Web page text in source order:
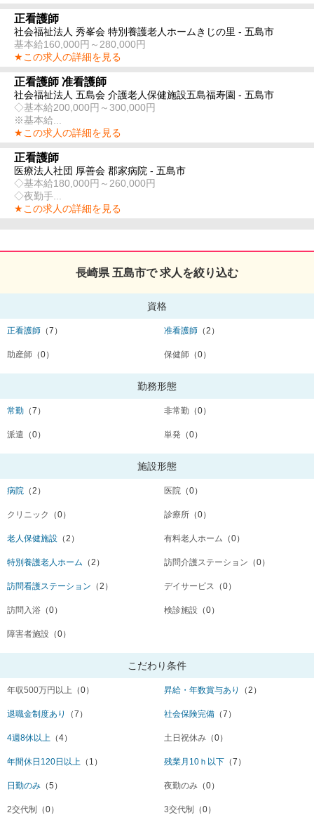
正看護師
社会福祉法人 秀峯会 特別養護老人ホームきじの里 - 五島市
基本給160,000円～280,000円
★この求人の詳細を見る
正看護師 准看護師
社会福祉法人 五島会 介護老人保健施設五島福寿園 - 五島市
◇基本給200,000円～300,000円
※基本給...
★この求人の詳細を見る
正看護師
医療法人社団 厚善会 郡家病院 - 五島市
◇基本給180,000円～260,000円
◇夜勤手...
★この求人の詳細を見る
長崎県 五島市で 求人を絞り込む
資格
正看護師 （7） 准看護師 （2）
助産師 （0） 保健師 （0）
勤務形態
常勤 （7） 非常勤 （0）
派遣 （0） 単発 （0）
施設形態
病院 （2） 医院 （0）
クリニック （0） 診療所 （0）
老人保健施設 （2） 有料老人ホーム （0）
特別養護老人ホーム （2） 訪問介護ステーション （0）
訪問看護ステーション （2） デイサービス （0）
訪問入浴 （0） 検診施設 （0）
障害者施設 （0）
こだわり条件
年収500万円以上 （0） 昇給・年数賞与あり （2）
退職金制度あり （7） 社会保険完備 （7）
4週8休以上 （4） 土日祝休み （0）
年間休日120日以上 （1） 残業月10ｈ以下 （7）
日勤のみ （5） 夜勤のみ （0）
2交代制 （0） 3交代制 （0）